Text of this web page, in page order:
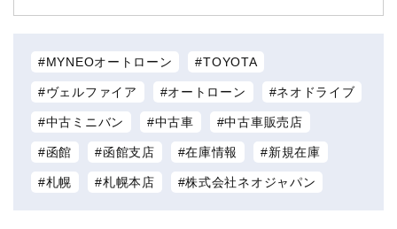
MYNEOオートローン TOYOTA
ヴェルファイア オートローン ネオドライブ
中古ミニバン 中古車 中古車販売店
函館 函館支店 在庫情報 新規在庫
札幌 札幌本店 株式会社ネオジャパン